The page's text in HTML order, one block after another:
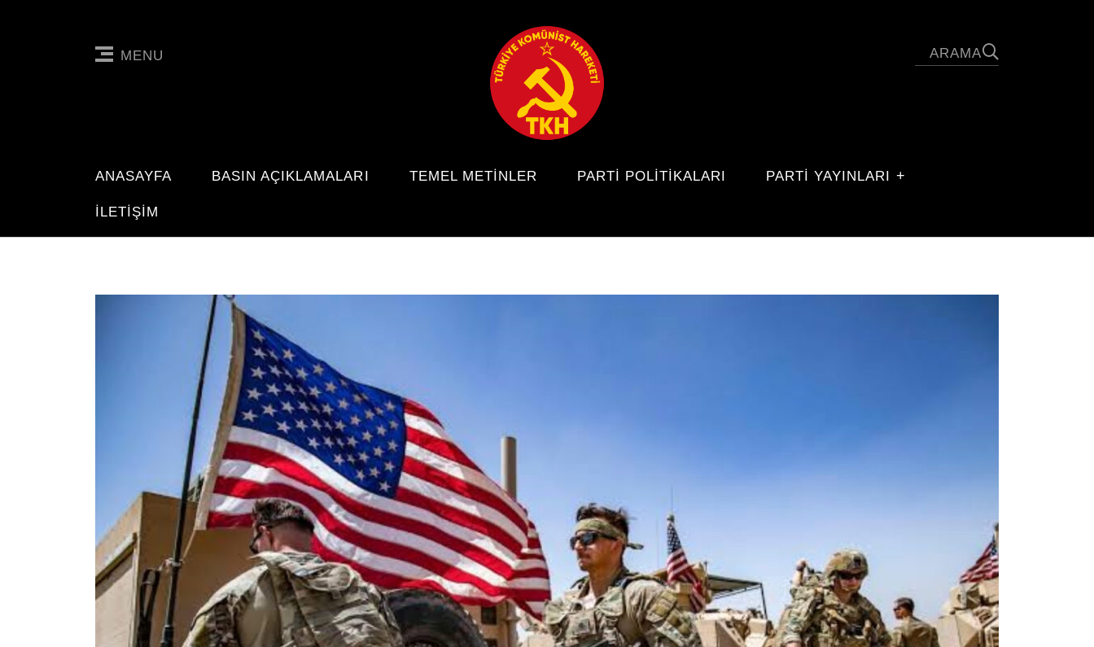
MENU
ANASAYFA BASIN AÇIKLAMALARI TEMEL METINLER PARTI POLITIKALARI PARTİ YAYINLARI
İLETIŞIM